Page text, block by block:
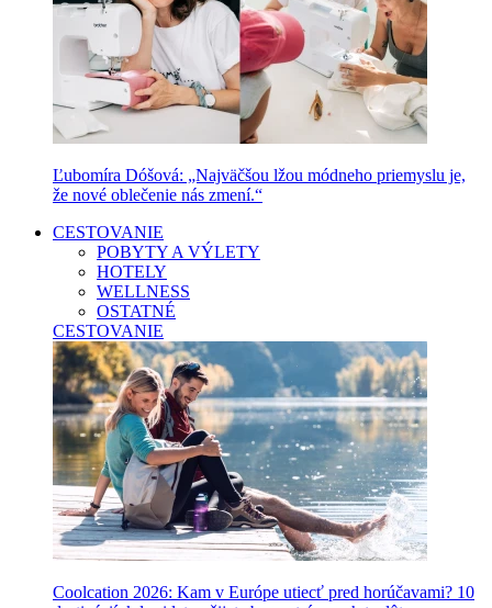
Ľubomíra Dóšová: „Najväčšou lžou módneho priemyslu je,
že nové oblečenie nás zmení.“
CESTOVANIE
POBYTY A VÝLETY
HOTELY
WELLNESS
OSTATNÉ
CESTOVANIE
Coolcation 2026: Kam v Európe utiecť pred horúčavami? 10